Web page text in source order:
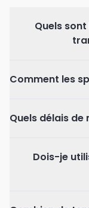
Quels
Comment les
Quels délais
Dois-je